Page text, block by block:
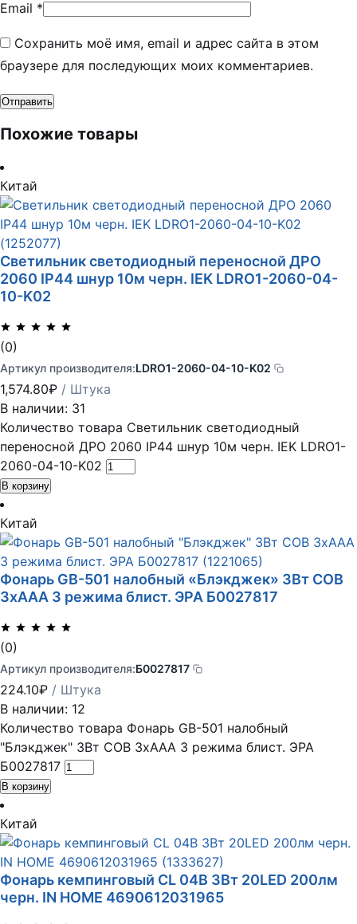
Email *
Сохранить моё имя, email и адрес сайта в этом
браузере для последующих моих комментариев.
Похожие товары
Китай
Светильник светодиодный переносной ДРО
2060 IP44 шнур 10м черн. IEK LDRO1-2060-04-
10-K02
(0)
Артикул производителя:LDRO1-2060-04-10-K02
1,574.80₽ / Штука
В наличии: 31
Количество товара Светильник светодиодный
переносной ДРО 2060 IP44 шнур 10м черн. IEK LDRO1-
2060-04-10-K02
В корзину
Китай
Фонарь GB-501 налобный «Блэкджек» 3Вт COB
3хААА 3 режима блист. ЭРА Б0027817
(0)
Артикул производителя:Б0027817
224.10₽ / Штука
В наличии: 12
Количество товара Фонарь GB-501 налобный
"Блэкджек" 3Вт COB 3хААА 3 режима блист. ЭРА
Б0027817
В корзину
Китай
Фонарь кемпинговый СL 04B 3Вт 20LED 200лм
черн. IN HOME 4690612031965